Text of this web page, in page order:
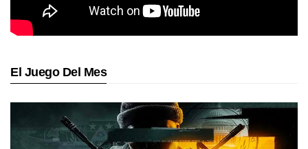
El Juego Del Mes